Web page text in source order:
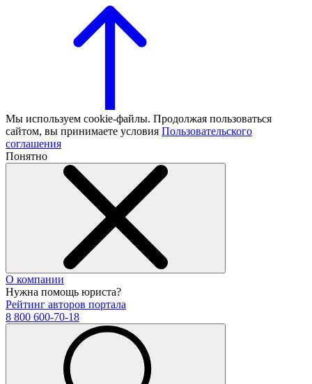
Мы используем cookie-файлы. Продолжая пользоваться
сайтом, вы принимаете условия Пользовательского
соглашения
Понятно
О компании
Нужна помощь юриста?
Рейтинг авторов портала
8 800 600-70-18